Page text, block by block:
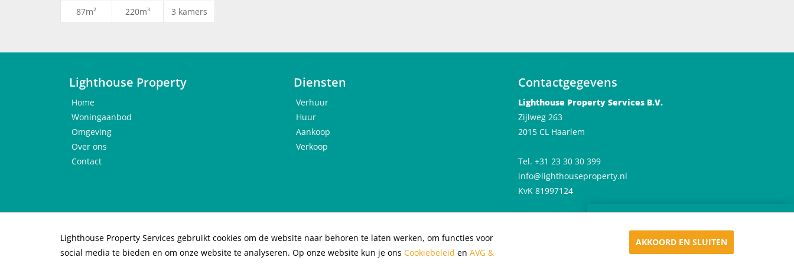
Lighthouse Property Services gebruikt cookies om de website naar behoren te laten werken, om functies voor
social media te bieden en om onze website te analyseren. Op onze website kun je ons Cookiebeleid en AVG &
AKKOORD EN SLUITEN
Minimale huurperiode: 24 maanden
Wordt ongemeubileerd verhuurd
Stoffering/vloer/raambekleding/verlichting: €50 per maand
Voorschot water en verwarming: €150 per maand
Geen studenten (ook niet met garantstelling), geen woningdelers, geen huisdieren
Voorkeur voor een werkende alleenstaande of werkend stel
Verhuurder behoudt zich het recht van gunning voor
87m² 220m³ 3 kamers
Lighthouse Property
Home
Woningaanbod
Omgeving
Over ons
Contact
Diensten
Verhuur
Huur
Aankoop
Verkoop
Contactgegevens
Lighthouse Property Services B.V.
Zijlweg 263
2015 CL Haarlem
Tel. +31 23 30 30 399
info@lighthouseproperty.nl
KvK 81997124
© 2026 Lighthouse Property Services B.V. |
Protocol for allocation of rental properties |
×
Huren in De Meester
Appartementen in Haarlem